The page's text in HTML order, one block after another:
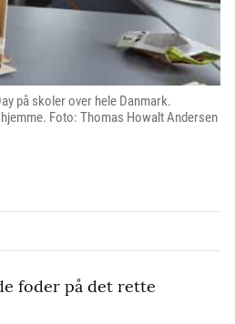
på skoler over hele Danmark.
Foto: Thomas Howalt Andersen
foder på det rette